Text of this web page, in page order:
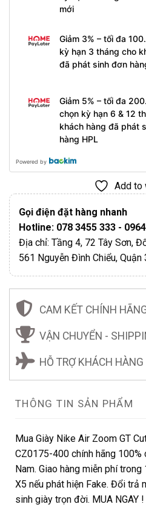
mới
Giảm 3% – tối đa
kỳ hạn 3 tháng cho
đã phát sinh đơn
Giảm 5% – tối đa
chọn kỳ hạn 6 & 12
khách hàng đã phát
hàng HPL
Powered by
Add to
Gọi điện đặt hàng nhanh
Hotline: 078 3455 333 -
Địa chỉ: Tầng 4, 72 Tây Sơn,
561 Nguyễn Đình Chiểu, Quận
CAM KẾT CHÍNH
VẬN CHUYỂN -
HỖ TRỢ KHÁCH HÀNG
THÔNG TIN SẢN PHẨM
Mua Giày Nike Air Zoom GT
CZ0175-400 chính hãng
Nam. Giao hàng miễn phí
X5 nếu phát hiện Fake. Đổi trả
sinh giày trọn đời. MUA NGAY !